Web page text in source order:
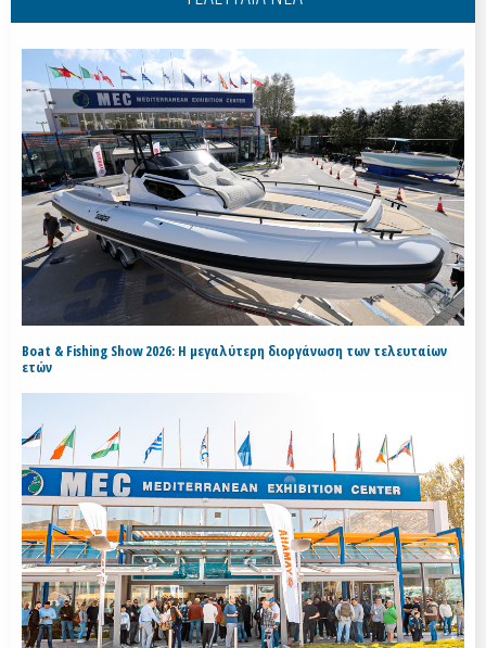
Boat & Fishing Show 2026: Η μεγαλύτερη διοργάνωση των τελευταίων
ετών